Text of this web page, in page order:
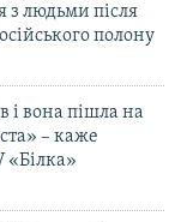
з людьми після
полону
і вона пішла на
– каже
«Білка»